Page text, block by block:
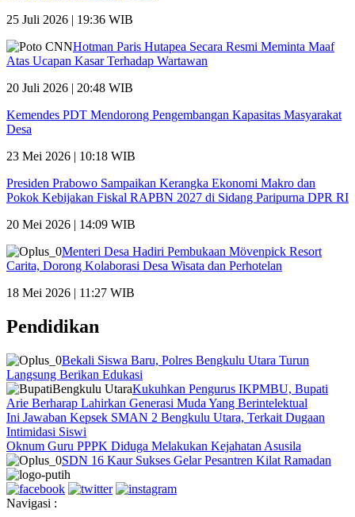
25 Juli 2026 | 19:36 WIB
Hotman Paris Hutapea Secara Resmi Meminta Maaf
Atas Ucapan Kasar Terhadap Wartawan
20 Juli 2026 | 20:48 WIB
Kemendes PDT Mendorong Pengembangan Kapasitas Masyarakat
Desa
23 Mei 2026 | 10:18 WIB
Presiden Prabowo Sampaikan Kerangka Ekonomi Makro dan
Pokok Kebijakan Fiskal RAPBN 2027 di Sidang Paripurna DPR RI
20 Mei 2026 | 14:09 WIB
Menteri Desa Hadiri Pembukaan Mövenpick Resort
Carita, Dorong Kolaborasi Desa Wisata dan Perhotelan
18 Mei 2026 | 11:27 WIB
Pendidikan
Bekali Siswa Baru, Polres Bengkulu Utara Turun
Langsung Berikan Edukasi
Kukuhkan Pengurus IKPMBU, Bupati
Arie Berharap Lahirkan Generasi Muda Yang Berintelektual
Ini Jawaban Kepsek SMAN 2 Bengkulu Utara, Terkait Dugaan
Intimidasi Siswi
Oknum Guru PPPK Diduga Melakukan Kejahatan Asusila
SDN 16 Kaur Sukses Gelar Pesantren Kilat Ramadan
Navigasi :